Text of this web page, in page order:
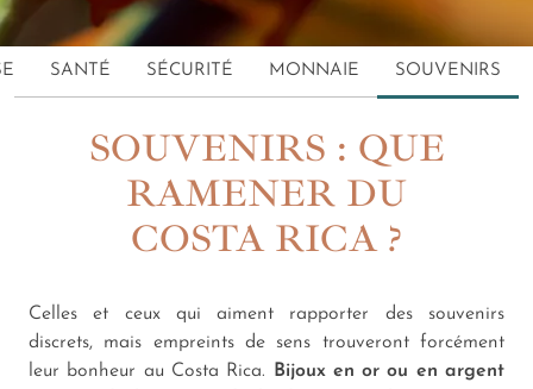
SANTÉ SÉCURITÉ MONNAIE SOUVENIRS
SOUVENIRS : QUE
RAMENER DU
COSTA RICA ?
Celles et ceux qui aiment rapporter des souvenirs
discrets, mais empreints de sens trouveront forcément
leur bonheur au Costa Rica.
Bijoux en or ou en argent